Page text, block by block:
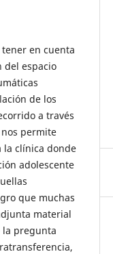
en cuenta
del espacio
de los
a través
permite
la clínica donde
adolescente
que muchas
material
la pregunta